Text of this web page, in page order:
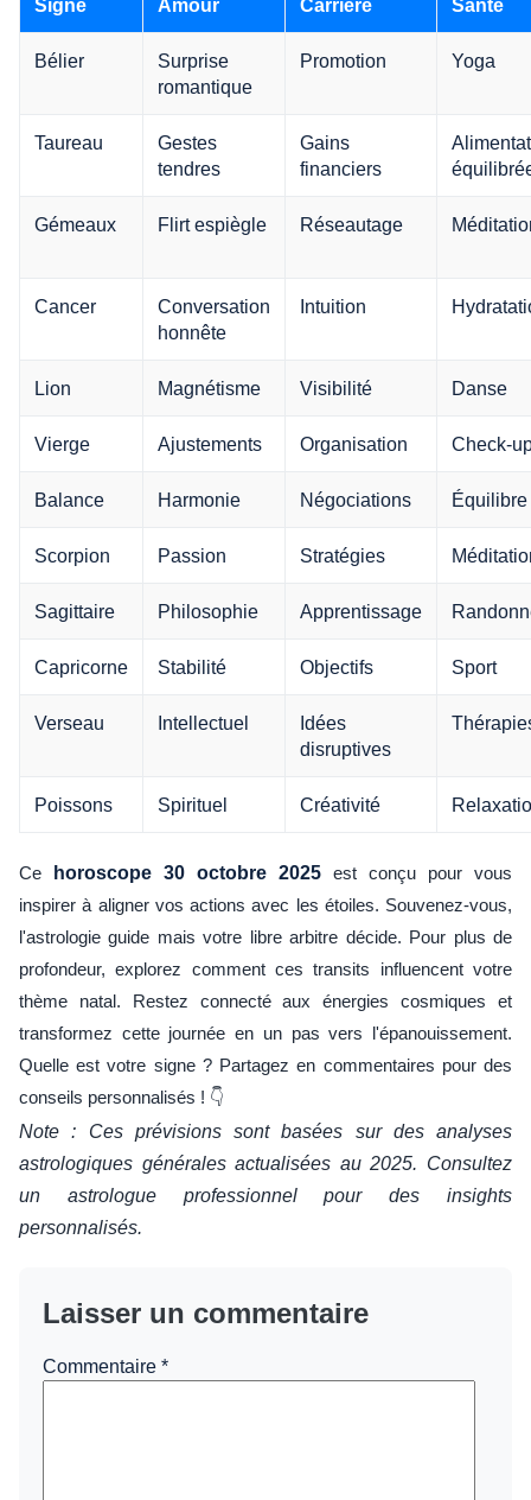
Signe Amour Carrière Santé
Bélier
Surprise
romantique
Promotion Yoga
Taureau
Gestes
tendres
Gains
financiers
Gémeaux Flirt espiègle Réseautage
Cancer
Conversation
honnête
Intuition
Lion Magnétisme Visibilité Danse
Vierge Ajustements Organisation Check-
Balance Harmonie Négociations Équilibre
Scorpion Passion Stratégies
Sagittaire Philosophie Apprentissage
Capricorne Stabilité Objectifs Sport
Verseau Intellectuel
Idées
disruptives
Poissons Spirituel Créativité
Ce horoscope 30 octobre 2025 est conçu pour vous
inspirer à aligner vos actions avec les étoiles. Souvenez-vous,
l'astrologie guide mais votre libre arbitre décide. Pour plus de
profondeur, explorez comment ces transits influencent votre
thème natal. Restez connecté aux énergies cosmiques et
transformez cette journée en un pas vers l'épanouissement.
Quelle est votre signe ? Partagez en commentaires pour des
conseils personnalisés ! 👇
Note : Ces prévisions sont basées sur des analyses
astrologiques générales actualisées au 2025. Consultez
un astrologue professionnel pour des insights
personnalisés.
Laisser un commentaire
Commentaire *